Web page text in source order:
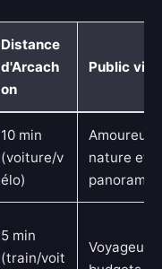
Distance
d'Arcach
on
Public visé
10 min
(voiture/v
élo)
Amoureux
nature et
panoramas
5 min
(train/voit